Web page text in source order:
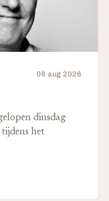
06 aug 2026
dinsdag
het